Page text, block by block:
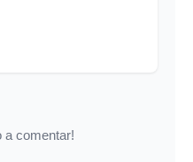
a comentar!